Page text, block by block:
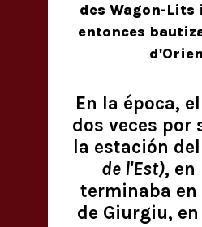
des Wagon-Lits
entonces
En la época,
dos veces por
la estación
de l'Est), en
terminaba
de Giurgiu,